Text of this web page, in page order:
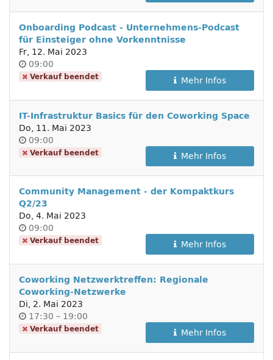
Onboarding Podcast - Unternehmens-Podcast
für Einsteiger ohne Vorkenntnisse
Fr, 12. Mai 2023
Uhrzeit
09:00
Verkauf beendet Mehr Infos
IT-Infrastruktur Basics für den Coworking Space
Do, 11. Mai 2023
Uhrzeit
09:00
Verkauf beendet Mehr Infos
Community Management - der Kompaktkurs
Q2/23
Do, 4. Mai 2023
Uhrzeit
09:00
Verkauf beendet Mehr Infos
Coworking Netzwerktreffen: Regionale
Coworking-Netzwerke
Di, 2. Mai 2023
Uhrzeit
17:30 –bis
19:00
Verkauf beendet Mehr Infos